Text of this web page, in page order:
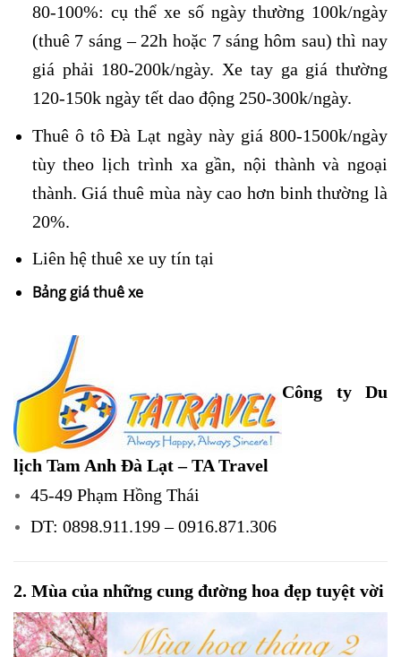
80-100%: cụ thể xe số ngày thường 100k/ngày
(thuê 7 sáng – 22h hoặc 7 sáng hôm sau) thì nay
giá phải 180-200k/ngày. Xe tay ga giá thường
120-150k ngày tết dao động 250-300k/ngày.
Thuê ô tô Đà Lạt ngày này giá 800-1500k/ngày
tùy theo lịch trình xa gần, nội thành và ngoại
thành. Giá thuê mùa này cao hơn binh thường là
20%.
Liên hệ thuê xe uy tín tại
Bảng giá thuê xe
Công ty Du
lịch Tam Anh Đà Lạt – TA Travel
45-49 Phạm Hồng Thái
DT: 0898.911.199 – 0916.871.306
2. Mùa của những cung đường hoa đẹp tuyệt vời